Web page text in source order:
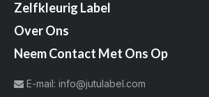
Zelfkleurig Label
Over Ons
Neem Contact Met Ons Op
 E-mail: info@jutulabel.com